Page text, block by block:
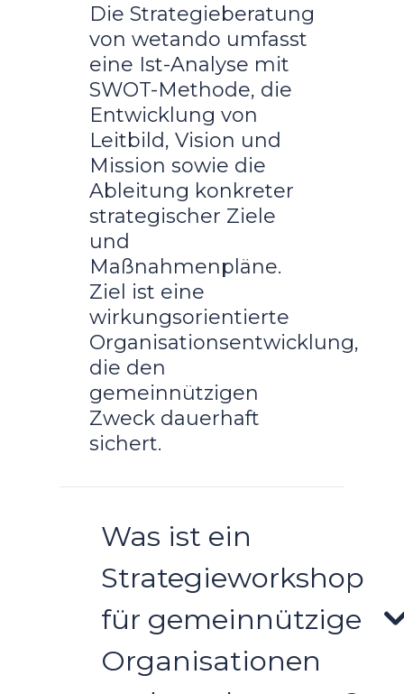
Die Strategieberatung
von wetando umfasst
eine Ist-Analyse mit
SWOT-Methode, die
Entwicklung von
Leitbild, Vision und
Mission sowie die
Ableitung konkreter
strategischer Ziele
und
Maßnahmenpläne.
Ziel ist eine
wirkungsorientierte
Organisationsentwicklung,
die den
gemeinnützigen
Zweck dauerhaft
sichert.
Was ist ein
Strategieworkshop
für gemeinnützige
Organisationen